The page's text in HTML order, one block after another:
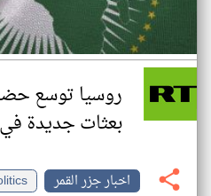
روسيا توسع
بعثات جديدة في 4 دول أفريقية
اخبار جزر القمر